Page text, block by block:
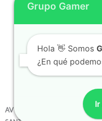
AV PELLEGRINI 1194 –
Grupo Gamer
Hola 👋 Somos
¿En qué